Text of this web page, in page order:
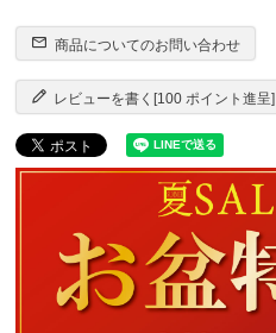
商品についてのお問い合わせ
レビューを書く[100 ポイント進呈]